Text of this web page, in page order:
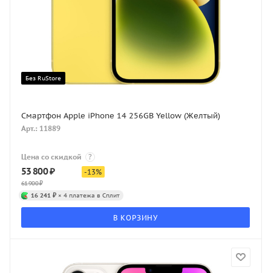
Без RuStore
Смартфон Apple iPhone 14 256GB Yellow (Желтый)
Арт.: 11889
Цена со скидкой ?
53 800₽
61 900₽
-13%
16 241 ₽ × 4 платежа в Сплит
В КОРЗИНУ